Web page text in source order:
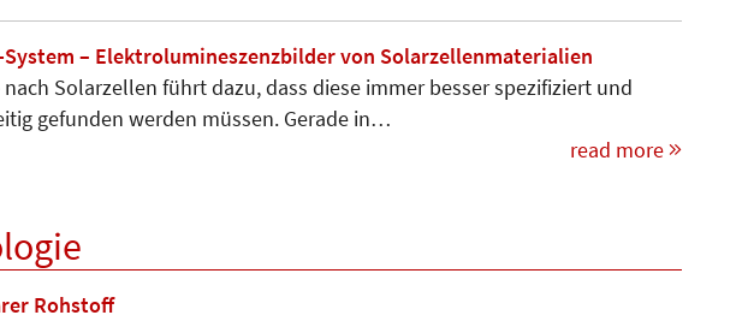
System – Elektrolumineszenzbilder von Solarzellenmaterialien
nach Solarzellen führt dazu, dass diese immer besser spezifiziert und
gefunden werden müssen. Gerade in…
read more
Rohstoff